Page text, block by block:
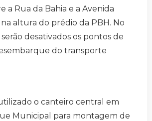
a Rua da Bahia e a Avenida
na altura do prédio da PBH. No
desativados os pontos de
do transporte
o canteiro central em
Municipal para montagem de